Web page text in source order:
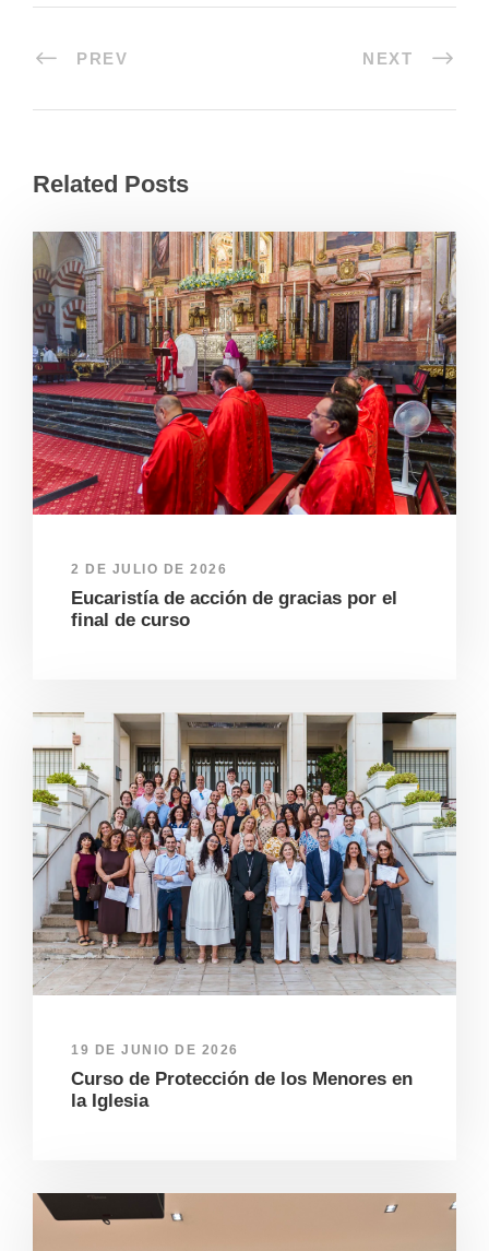
PREV NEXT
Related Posts
2 DE JULIO DE 2026
Eucaristía de acción de gracias por el
final de curso
19 DE JUNIO DE 2026
Curso de Protección de los Menores en
la Iglesia